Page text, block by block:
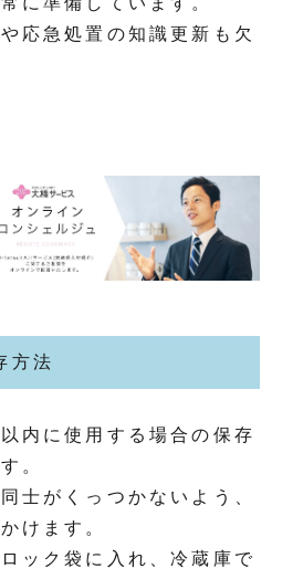
応急処置の知識更新も欠
方法
内に使用する場合の保存
。
士がくっつかないよう、
けます。
ック袋に入れ、冷蔵庫で